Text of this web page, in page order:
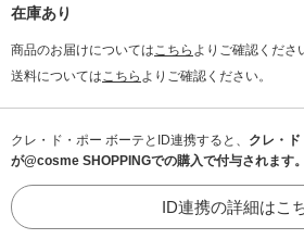
在庫あり
商品のお届けについてはこちら よりご確認くださ
送料についてはこちら よりご確認ください。
クレ・ド・ポー ボーテとID連携すると、 クレ・
が@cosme SHOPPINGでの購入で付与されます。
ID連携の詳細はこ